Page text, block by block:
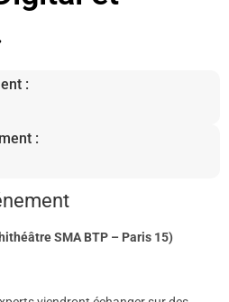
:
:
SMA BTP – Paris 15)